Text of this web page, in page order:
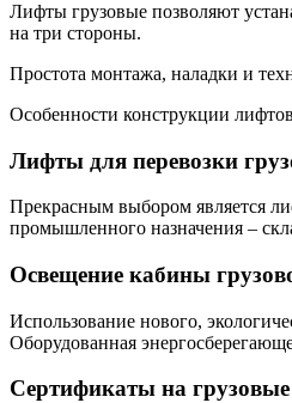
Лифты грузовые позволяют
на три стороны.
Простота монтажа, наладки и
Особенности конструкции
Лифты для перевозки
Прекрасным выбором является
промышленного назначения –
Освещение кабины
Использование нового,
Оборудованная
Сертификаты на